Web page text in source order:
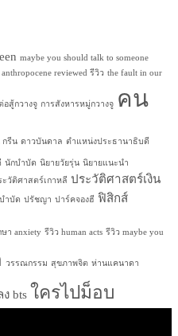
maybe you should talk to someone
anthropocene reviewed รีวิว the fault in our
อสู้กวางจู การสังหารหมู่กวางจู คน
กรีน ดาวบันดาล ตำแหน่งประธานาธิบดี
นักบำบัด นิยายวัยรุ่น นิยายแนะนำ
ะวัติศาสตร์เกาหลี ประวัติศาสตร์เงิน
ำบัด ปรัชญา ปาร์คจองฮี ฟิสิกส์
ษา anxiety รีวิว human acts รีวิว maybe you
วรรณกรรม สุขภาพจิต ห่านแคนาดา
ง bts ใครไปม็อบ